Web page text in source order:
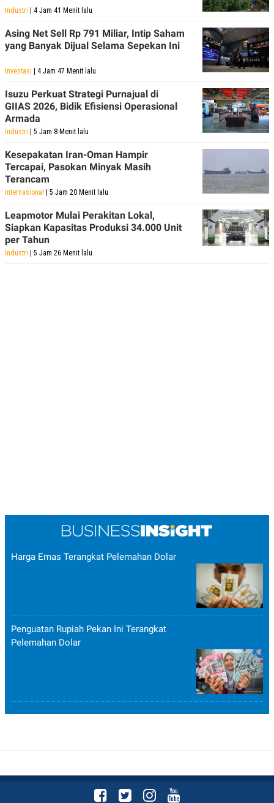
Industri | 4 Jam 41 Menit lalu
Asing Net Sell Rp 791 Miliar, Intip Saham
yang Banyak Dijual Selama Sepekan Ini
Investasi | 4 Jam 47 Menit lalu
Isuzu Perkuat Strategi Purnajual di
GIIAS 2026, Bidik Efisiensi Operasional
Armada
Industri | 5 Jam 8 Menit lalu
Kesepakatan Iran-Oman Hampir
Tercapai, Pasokan Minyak Masih
Terancam
Internasional | 5 Jam 20 Menit lalu
Leapmotor Mulai Perakitan Lokal,
Siapkan Kapasitas Produksi 34.000 Unit
per Tahun
Industri | 5 Jam 26 Menit lalu
Harga Emas Terangkat Pelemahan Dolar
Penguatan Rupiah Pekan Ini Terangkat
Pelemahan Dolar